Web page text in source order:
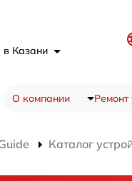
в Казани
О компании Ремонт
Каталог